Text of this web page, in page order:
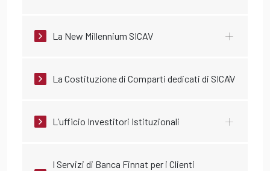
La New Millennium SICAV
La Costituzione di Comparti dedicati di SICAV
L’ufficio Investitori Istituzionali
I Servizi di Banca Finnat per i Clienti